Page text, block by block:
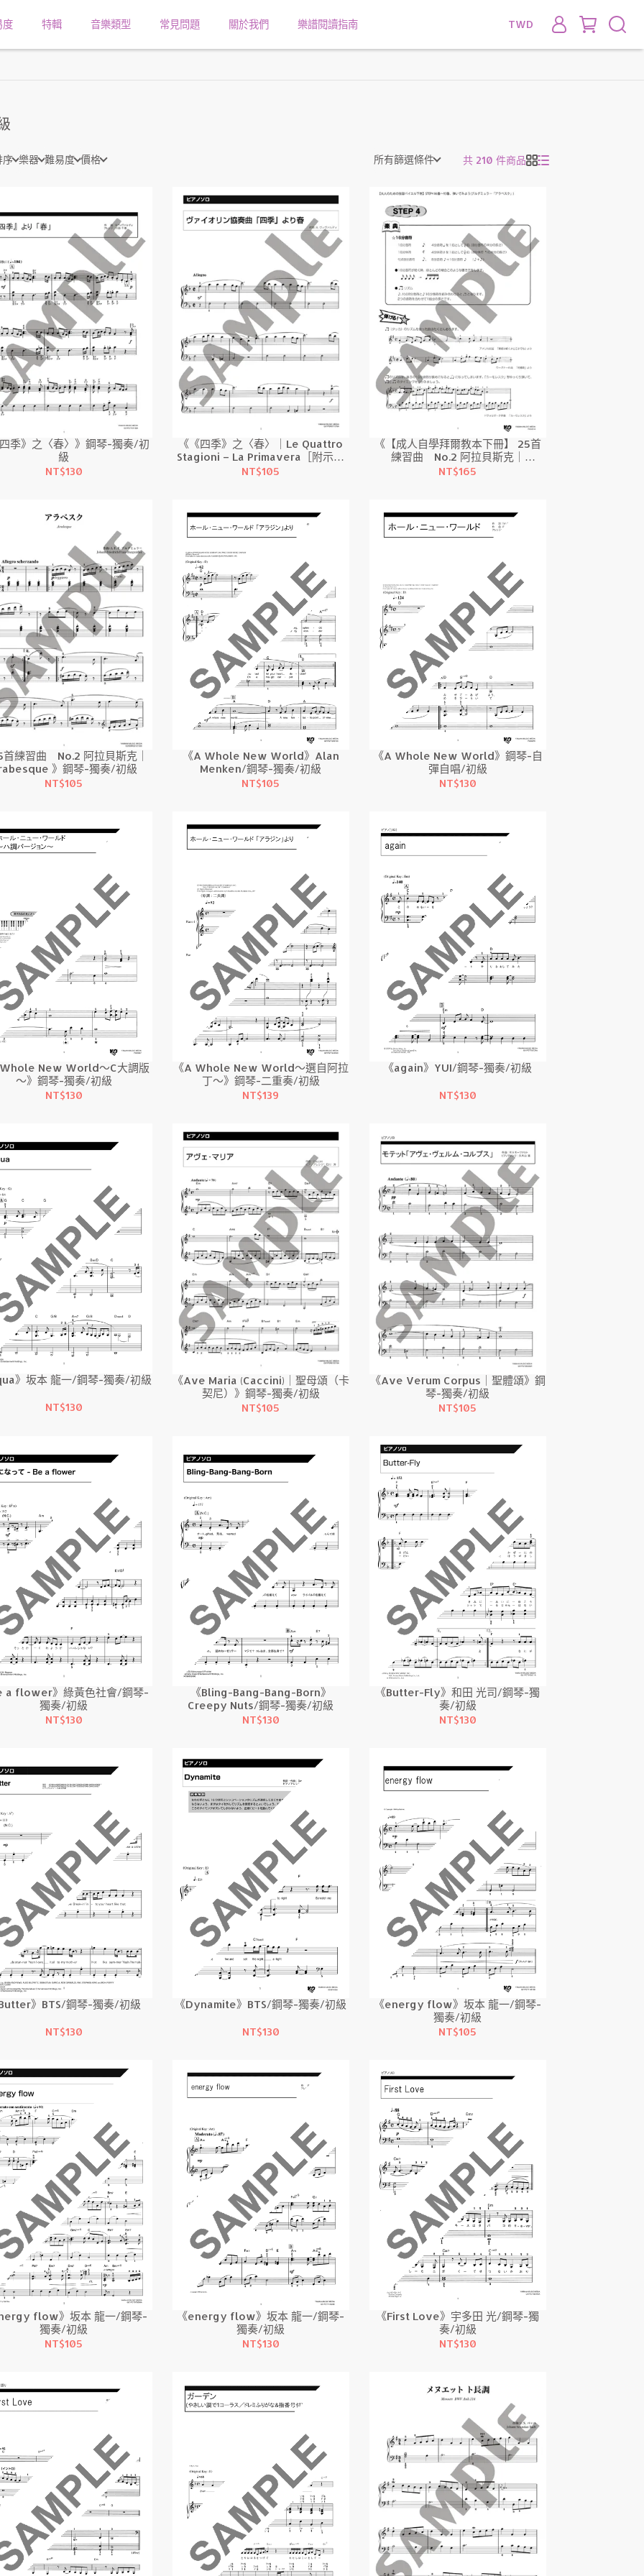
度 特輯 音樂類型 常見問題 關於我們 樂譜閱讀指南 TWD
序 樂器 難易度 價格 所有篩選條件 共 210 件商品
季》之〈春〉》鋼琴-獨奏/初
級
NT$130
《《四季》之〈春〉｜Le Quattro
Stagioni – La Primavera［附示範
演奏影片］》鋼琴-獨奏/初級
NT$105
《【成人自學拜爾教本下冊】 25首
練習曲 No.2 阿拉貝斯克｜
Arabesque 》鋼琴-教程・音樂理
NT$165
首練習曲 No.2 阿拉貝斯克｜
》鋼琴-獨奏/初級
NT$105
《A Whole New World》Alan
Menken/鋼琴-獨奏/初級
NT$105
《A Whole New World》鋼琴-自
彈自唱/初級
NT$130
New World～C大調版
～》鋼琴-獨奏/初級
NT$130
《A Whole New World～選自阿拉
丁～》鋼琴-二重奏/初級
NT$139
《again》YUI/鋼琴-獨奏/初級
NT$130
》坂本 龍一/鋼琴-獨奏/初級
NT$130
《Ave Maria (Caccini)｜聖母頌（卡
契尼）》鋼琴-獨奏/初級
NT$105
《Ave Verum Corpus｜聖體頌》鋼
琴-獨奏/初級
NT$105
a flower》綠黃色社會/鋼琴-
獨奏/初級
NT$130
《Bling-Bang-Bang-Born》
Creepy Nuts/鋼琴-獨奏/初級
NT$130
《Butter-Fly》和田 光司/鋼琴-獨
奏/初級
NT$130
》BTS/鋼琴-獨奏/初級
NT$130
《Dynamite》BTS/鋼琴-獨奏/初級
NT$130
《energy flow》坂本 龍一/鋼琴-
獨奏/初級
NT$105
flow》坂本 龍一/鋼琴-
獨奏/初級
NT$105
《energy flow》坂本 龍一/鋼琴-
獨奏/初級
NT$130
《First Love》宇多田 光/鋼琴-獨
奏/初級
NT$130